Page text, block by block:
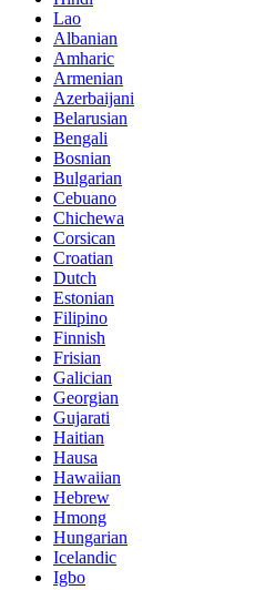
Lao
Albanian
Amharic
Armenian
Azerbaijani
Belarusian
Bengali
Bosnian
Bulgarian
Cebuano
Chichewa
Corsican
Croatian
Dutch
Estonian
Filipino
Finnish
Frisian
Galician
Georgian
Gujarati
Haitian
Hausa
Hawaiian
Hebrew
Hmong
Hungarian
Icelandic
Igbo